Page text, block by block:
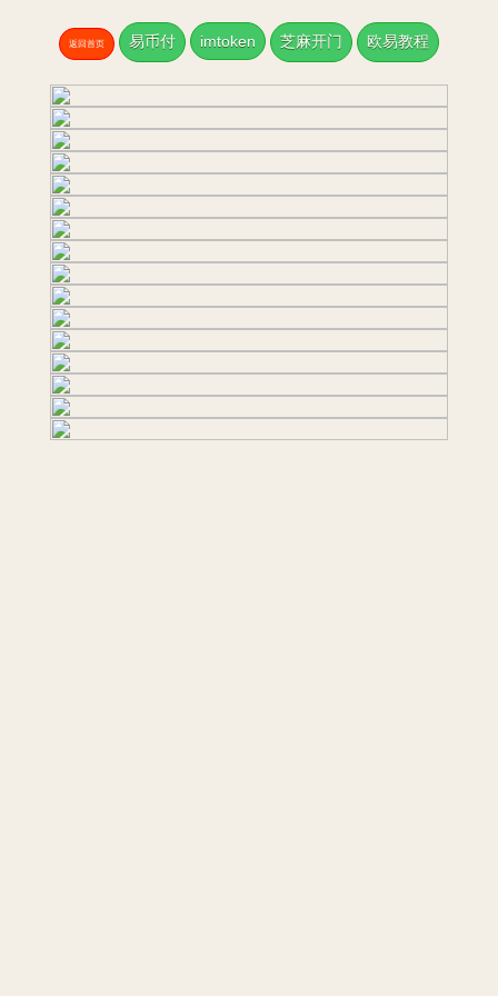
返回首页 易币付 imtoken 芝麻开门 欧易教程